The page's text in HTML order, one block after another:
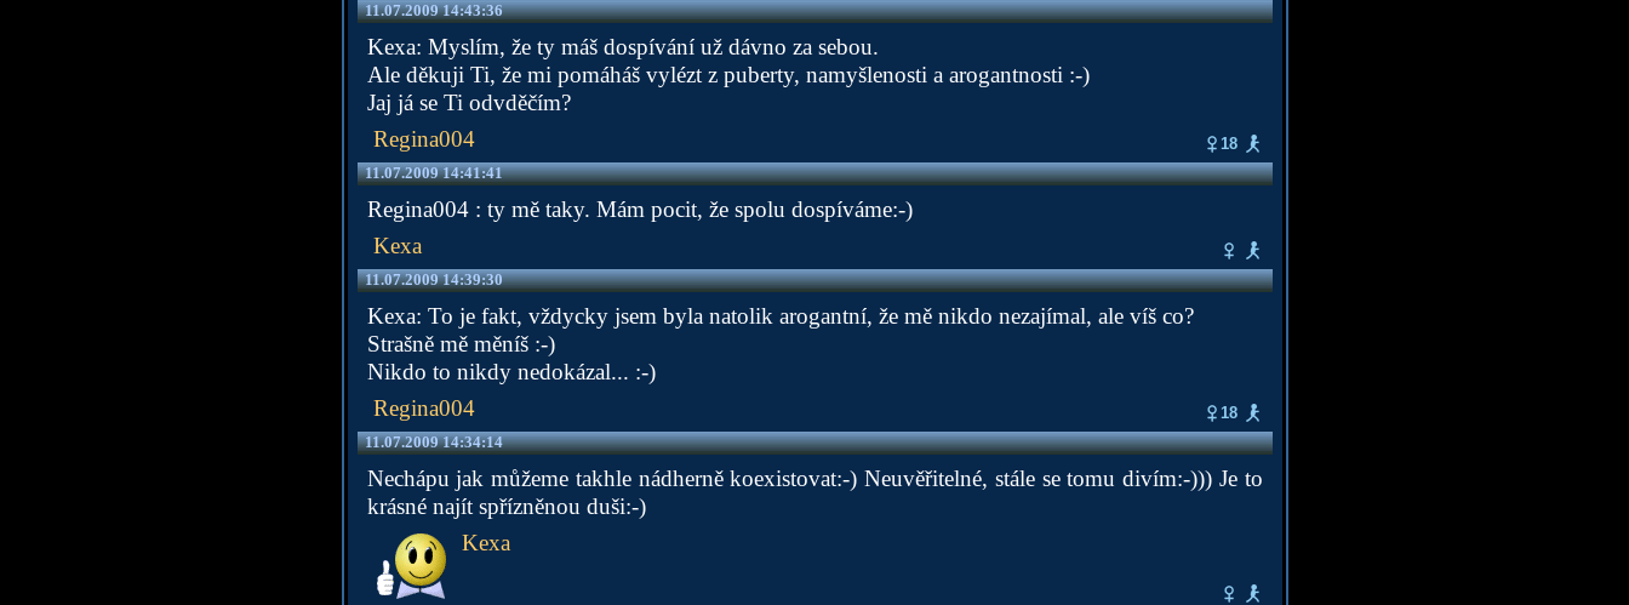
11.07.2009 14:43:36
Kexa: Myslím, že ty máš dospívání už dávno za sebou.
Ale děkuji Ti, že mi pomáháš vylézt z puberty, namyšlenosti a arogantnosti :-)
Jaj já se Ti odvděčím?
Regina004
18
11.07.2009 14:41:41
Regina004 : ty mě taky. Mám pocit, že spolu dospíváme:-)
Kexa
11.07.2009 14:39:30
Kexa: To je fakt, vždycky jsem byla natolik arogantní, že mě nikdo nezajímal, ale víš co?
Strašně mě měníš :-)
Nikdo to nikdy nedokázal... :-)
Regina004
18
11.07.2009 14:34:14
Nechápu jak můžeme takhle nádherně koexistovat:-) Neuvěřitelné, stále se tomu divím:-))) Je to
krásné najít spřízněnou duši:-)
Kexa